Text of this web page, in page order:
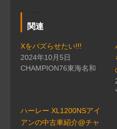
関連
Xをバズらせたい!!!
2024年10月5日
CHAMPION76東海名和
ハーレー XL1200NSアイ
アンの中古車紹介@チャ